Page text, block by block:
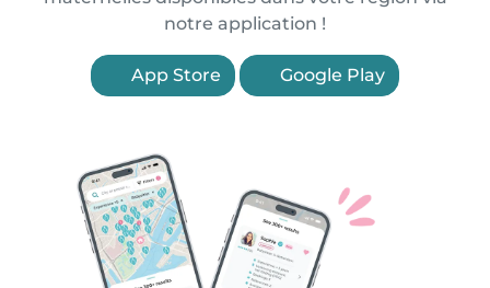
notre application !
App Store Google Play